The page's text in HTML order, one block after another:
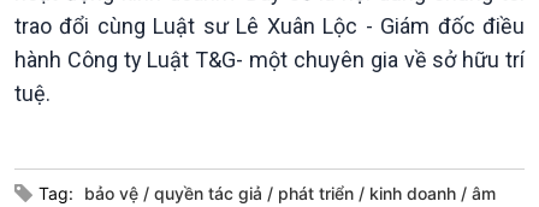
Xã hội
Tin Đời sống & Xã hội
360 độ Sức khỏe
Chuyển đổi Xanh
Xã hội chuyển động
Khoa học & Công nghệ
Tin Khoa học & Công nghệ
Kết nối công nghệ
trao đổi cùng Luật sư Lê Xuân Lộc - Giám đốc điều
hành Công ty Luật T&G- một chuyên gia về sở hữu trí
tuệ.
Tag: bảo vệ quyền tác giả phát triển kinh doanh
âm